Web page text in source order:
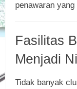
penawaran
Fasilitas
Menjadi
Tidak banyak